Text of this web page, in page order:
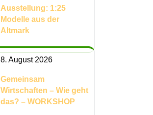
Ausstellung: 1:25
Modelle aus der
Altmark
8. August 2026
Gemeinsam
Wirtschaften – Wie geht
das? – WORKSHOP